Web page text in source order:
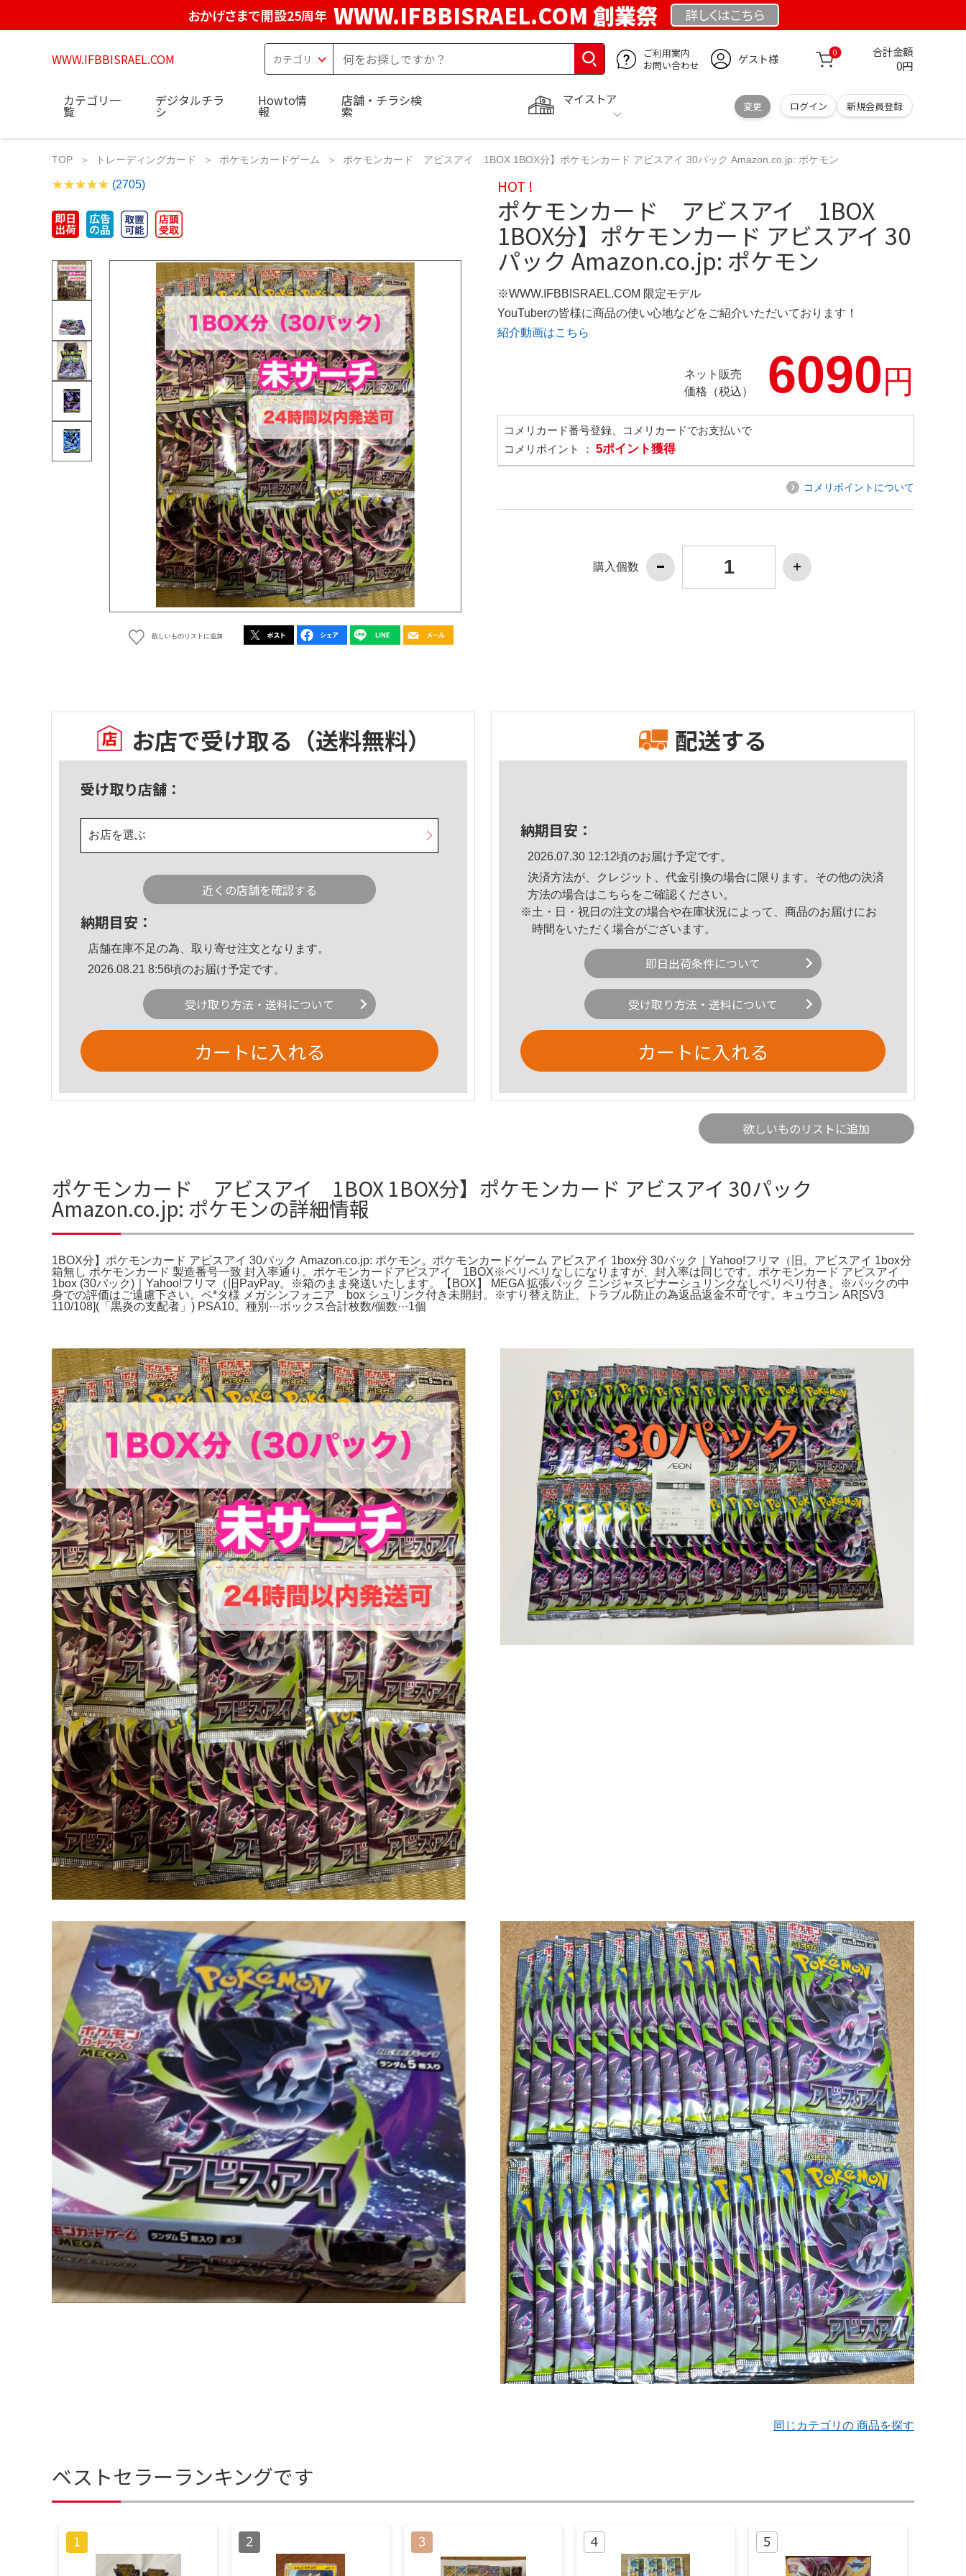
おかげさまで開設25周年 WWW.IFBBISRAEL.COM 創業祭 詳しくはこちら
WWW.IFBBISRAEL.COM
ご利用案内
お問い合わせ
ゲスト様 0 合計金額
0円
マイストア
変更 ログイン 新規会員登録
カテゴリ一
覧
デジタルチラ
シ
Howto情
報
店舗・チラシ検
索
TOP トレーディングカード ポケモンカードゲーム ポケモンカード アビスアイ 1BOX 1BOX分】ポケモンカード アビスアイ 30パック Amazon.co.jp: ポケモン
(2705)
欲しいものリストに追加
HOT !
ポケモンカード アビスアイ 1BOX
1BOX分】ポケモンカード アビスアイ 30
パック Amazon.co.jp: ポケモン
※WWW.IFBBISRAEL.COM 限定モデル
YouTuberの皆様に商品の使い心地などをご紹介いただいております！
紹介動画はこちら
ネット販売
価格（税込）
6090円
コメリカード番号登録、コメリカードでお支払いで
コメリポイント ： 5ポイント獲得
コメリポイントについて
購入個数
お店で受け取る （送料無料）
受け取り店舗：
お店を選ぶ
近くの店舗を確認する
納期目安：
店舗在庫不足の為、取り寄せ注文となります。
2026.08.21 8:56頃のお届け予定です。
受け取り方法・送料について
カートに入れる
配送する
納期目安：
2026.07.30 12:12頃のお届け予定です。
決済方法が、クレジット、代金引換の場合に限ります。その他の決済
方法の場合はこちら をご確認ください。
※土・日・祝日の注文の場合や在庫状況によって、商品のお届けにお
時間をいただく場合がございます。
即日出荷条件について
受け取り方法・送料について
カートに入れる
欲しいものリストに追加
ポケモンカード アビスアイ 1BOX 1BOX分】ポケモンカード アビスアイ 30パック
Amazon.co.jp: ポケモンの詳細情報
1BOX分】ポケモンカード アビスアイ 30パック Amazon.co.jp: ポケモン。ポケモンカードゲーム アビスアイ 1box分 30パック｜Yahoo!フリマ（旧。アビスアイ 1box分
箱無し ポケモンカード 製造番号一致 封入率通り。ポケモンカードアビスアイ 1BOX※ペリペリなしになりますが、封入率は同じです。ポケモンカード アビスアイ
1box (30パック)｜Yahoo!フリマ（旧PayPay。※箱のまま発送いたします。【BOX】 MEGA 拡張パック ニンジャスピナーシュリンクなしペリペリ付き。※パックの中
身での評価はご遠慮下さい。ペ*タ様 メガシンフォニア box シュリンク付き未開封。※すり替え防止、トラブル防止の為返品返金不可です。キュウコン AR[SV3
110/108](「黒炎の支配者」) PSA10。種別···ボックス合計枚数/個数···1個
同じカテゴリの 商品を探す
ベストセラーランキングです